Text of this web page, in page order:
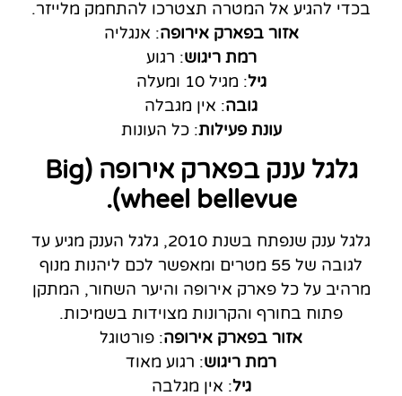
בכדי להגיע אל המטרה תצטרכו להתחמק מלייזר.
אזור בפארק אירופה: אנגליה
רמת ריגוש: רגוע
גיל: מגיל 10 ומעלה
גובה: אין מגבלה
עונת פעילות: כל העונות
גלגל ענק בפארק אירופה (Big
wheel bellevue).
גלגל ענק שנפתח בשנת 2010, גלגל הענק מגיע עד
לגובה של 55 מטרים ומאפשר לכם ליהנות מנוף
מרהיב על כל פארק אירופה והיער השחור, המתקן
פתוח בחורף והקרונות מצוידות בשמיכות.
אזור בפארק אירופה: פורטוגל
רמת ריגוש: רגוע מאוד
גיל: אין מגלבה